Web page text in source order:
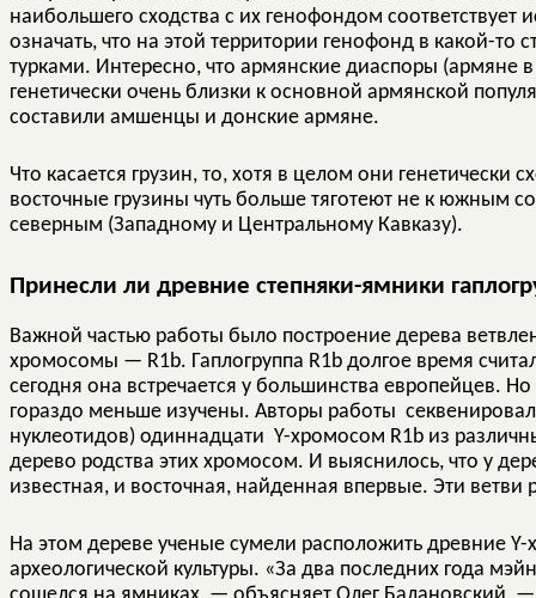
наибольшего сходства с их генофондом
означать, что на этой территории генофонд в какой-то
турками. Интересно, что армянские диаспоры (армяне
генетически очень близки к основной армянской
составили амшенцы и донские армяне.
Что касается грузин, то, хотя в целом они
восточные грузины чуть больше тяготеют не к южным
северным (Западному и Центральному Кавказу).
Принесли ли древние степняки-ямники
Важной частью работы было построение дерева
хромосомы — R1b. Гаплогруппа R1b долгое время
сегодня она встречается у большинства европейцев.
гораздо меньше изучены. Авторы работы
нуклеотидов) одиннадцати Y-хромосом R1b из
дерево родства этих хромосом. И выяснилось, что у
известная, и восточная, найденная впервые. Эти ветви
На этом дереве ученые сумели расположить древние
археологической культуры. «За два последних года